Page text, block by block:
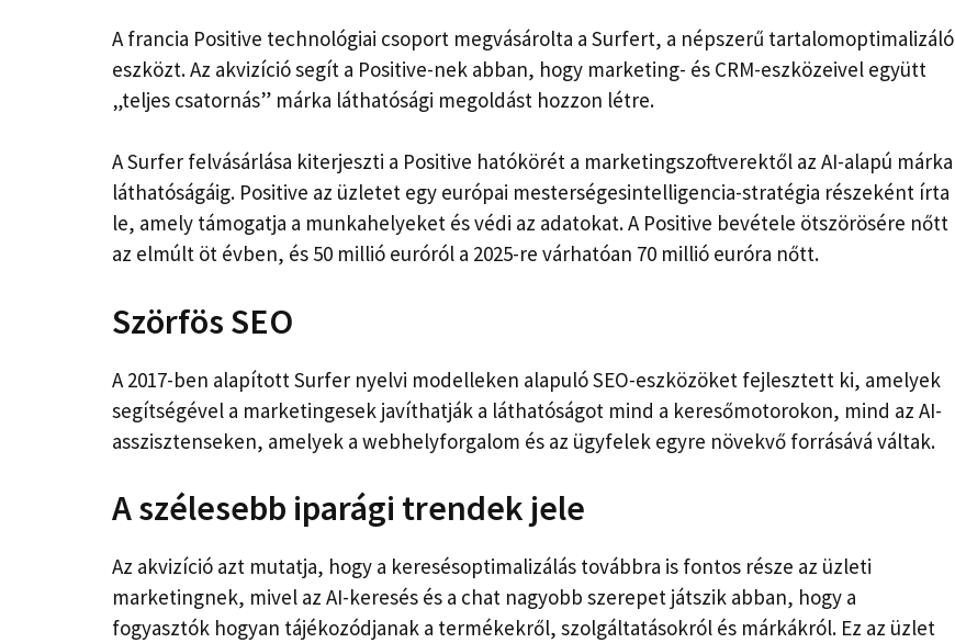
A francia Positive technológiai csoport megvásárolta a Surfert, a népszerű tartalomoptimalizáló
eszközt. Az akvizíció segít a Positive-nek abban, hogy marketing- és CRM-eszközeivel együtt
„teljes csatornás” márka láthatósági megoldást hozzon létre.
A Surfer felvásárlása kiterjeszti a Positive hatókörét a marketingszoftverektől az AI-alapú márka
láthatóságáig. Positive az üzletet egy európai mesterségesintelligencia-stratégia részeként írta
le, amely támogatja a munkahelyeket és védi az adatokat. A Positive bevétele ötszörösére nőtt
az elmúlt öt évben, és 50 millió euróról a 2025-re várhatóan 70 millió euróra nőtt.
Szörfös SEO
A 2017-ben alapított Surfer nyelvi modelleken alapuló SEO-eszközöket fejlesztett ki, amelyek
segítségével a marketingesek javíthatják a láthatóságot mind a keresőmotorokon, mind az AI-
asszisztenseken, amelyek a webhelyforgalom és az ügyfelek egyre növekvő forrásává váltak.
A szélesebb iparági trendek jele
Az akvizíció azt mutatja, hogy a keresésoptimalizálás továbbra is fontos része az üzleti
marketingnek, mivel az AI-keresés és a chat nagyobb szerepet játszik abban, hogy a
fogyasztók hogyan tájékozódjanak a termékekről, szolgáltatásokról és márkákról. Ez az üzlet